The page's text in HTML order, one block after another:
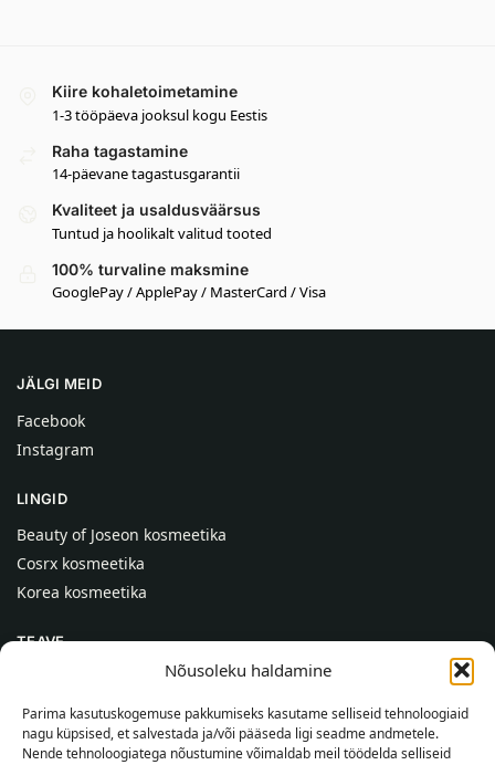
Nõusoleku haldamine
Parima kasutuskogemuse pakkumiseks kasutame selliseid tehnoloogiaid
nagu küpsised, et salvestada ja/või pääseda ligi seadme andmetele.
Nende tehnoloogiatega nõustumine võimaldab meil töödelda selliseid
Kiire kohaletoimetamine
1-3 tööpäeva jooksul kogu Eestis
Raha tagastamine
14-päevane tagastusgarantii
Kvaliteet ja usaldusväärsus
Tuntud ja hoolikalt valitud tooted
100% turvaline maksmine
GooglePay / ApplePay / MasterCard / Visa
JÄLGI MEID
Facebook
Instagram
LINGID
Beauty of Joseon kosmeetika
Cosrx kosmeetika
Korea kosmeetika
TEAVE
Kontaktid
Abi